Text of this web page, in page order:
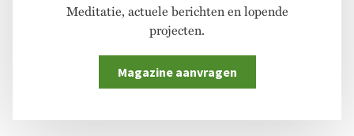
Meditatie, actuele berichten en lopende
projecten.
Magazine aanvragen